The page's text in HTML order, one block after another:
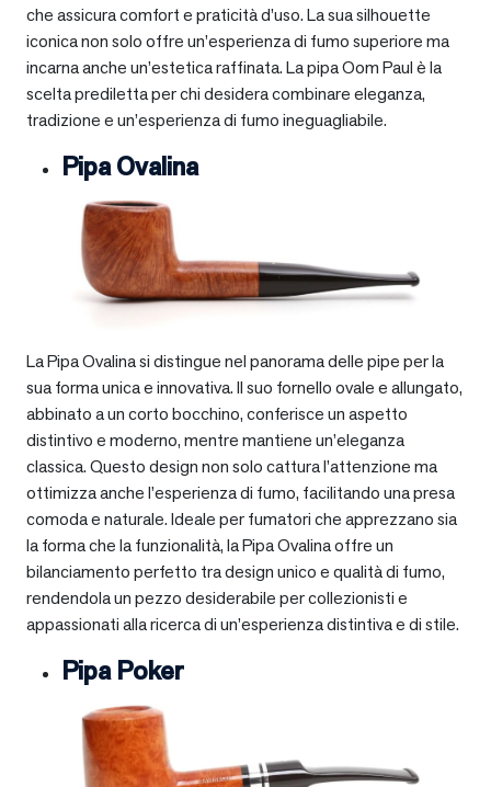
che assicura comfort e praticità d’uso. La sua silhouette
iconica non solo offre un’esperienza di fumo superiore ma
incarna anche un’estetica raffinata. La pipa Oom Paul è la
scelta prediletta per chi desidera combinare eleganza,
tradizione e un’esperienza di fumo ineguagliabile.
Pipa Ovalina
La Pipa Ovalina si distingue nel panorama delle pipe per la
sua forma unica e innovativa. Il suo fornello ovale e allungato,
abbinato a un corto bocchino, conferisce un aspetto
distintivo e moderno, mentre mantiene un’eleganza
classica. Questo design non solo cattura l’attenzione ma
ottimizza anche l’esperienza di fumo, facilitando una presa
comoda e naturale. Ideale per fumatori che apprezzano sia
la forma che la funzionalità, la Pipa Ovalina offre un
bilanciamento perfetto tra design unico e qualità di fumo,
rendendola un pezzo desiderabile per collezionisti e
appassionati alla ricerca di un’esperienza distintiva e di stile.
Pipa Poker